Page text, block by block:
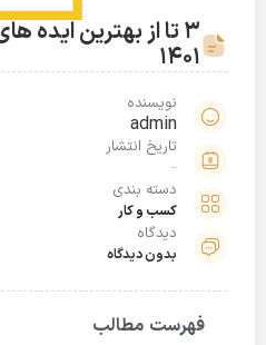
3 تا از بهترین ایده
1401
نویسنده
admin
تاریخ انتشار
دسته بندی
کسب و کار
دیدگاه
بدون دیدگاه
فهرست مطالب